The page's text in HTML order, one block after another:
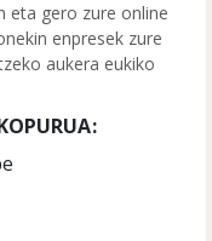
eta gero zure online
enpresek zure
aukera eukiko